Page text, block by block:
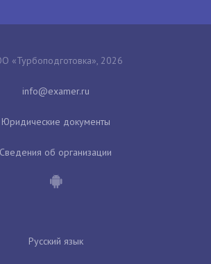
«Турбоподготовка», 2026
Юридические документы
Сведения об организации
Русский язык